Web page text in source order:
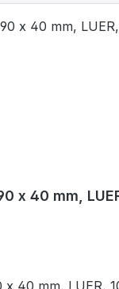
x 40 mm,
x 40 mm, LUER,